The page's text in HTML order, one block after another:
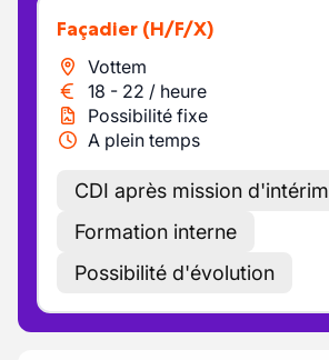
Façadier (H/F/X)
Vottem
18 - 22 / heure
Possibilité fixe
A plein temps
CDI après mission d'intérim
Formation interne
Possibilité d'évolution